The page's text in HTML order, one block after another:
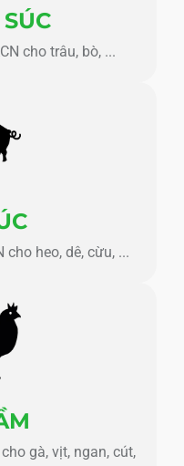
cho trâu, bò, ...
cho heo, dê, cừu, ...
gà, vịt, ngan, cút,